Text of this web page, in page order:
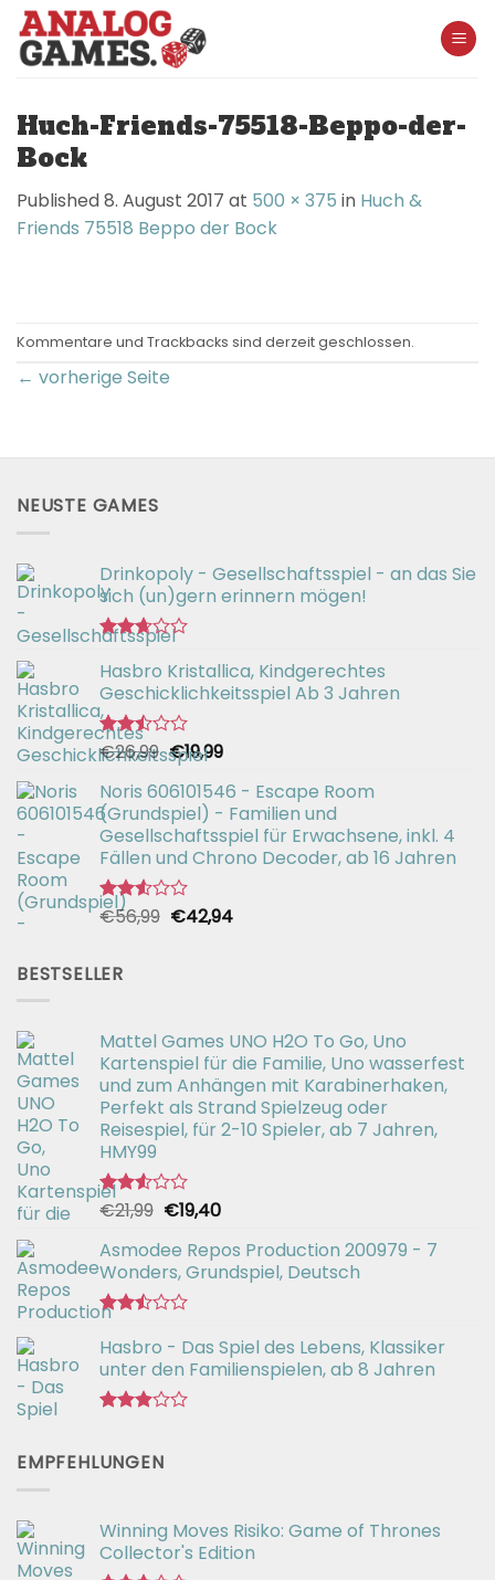
Skip
content
Huch-Friends-75518-Beppo-der-
Bock
Published8. August 2017 at 500 × 375 in Huch &
Friends 75518 Beppo der Bock
Kommentare und Trackbacks sind derzeit geschlossen.
← vorherige Seite
NEUSTE GAMES
Drinkopoly - Gesellschaftsspiel - an das Sie
sich (un)gern erinnern mögen!
Bewertet
mit
2.67
von 5
Hasbro Kristallica, Kindgerechtes
Geschicklichkeitsspiel Ab 3 Jahren
Bewertet
mit
2.49
von 5
€26,99 Ursprünglicher
Preis
war:
€26,99
€19,99Aktueller
ist:
€19,99.
Noris 606101546 - Escape Room
(Grundspiel) - Familien und
Gesellschaftsspiel für Erwachsene, inkl. 4
Fällen und Chrono Decoder, ab 16 Jahren
Bewertet
von 5
€56,99 Ursprünglicher
€42,94Aktueller
BESTSELLER
Mattel Games UNO H2O To Go, Uno
Kartenspiel für die Familie, Uno wasserfest
und zum Anhängen mit Karabinerhaken,
Perfekt als Strand Spielzeug oder
Reisespiel, für 2-10 Spieler, ab 7 Jahren,
HMY99
Bewertet
2.55
von 5
€21,99 Ursprünglicher
war:
€21,99
€19,40Aktueller
ist:
€19,40.
Asmodee Repos Production 200979 - 7
Wonders, Grundspiel, Deutsch
mit
2.50
von 5
Hasbro - Das Spiel des Lebens, Klassiker
unter den Familienspielen, ab 8 Jahren
2.90
EMPFEHLUNGEN
Winning Moves Risiko: Game of Thrones
Collector's Edition